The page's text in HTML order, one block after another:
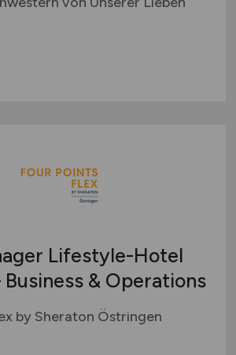
Lifestyle-Hotel
Business & Operations
by Sheraton Östringen